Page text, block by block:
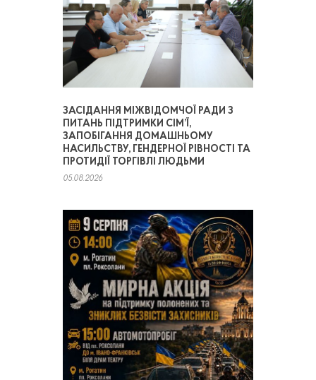
ЗАСІДАННЯ МІЖВІДОМЧОЇ РАДИ З
ПИТАНЬ ПІДТРИМКИ СІМ’Ї,
ЗАПОБІГАННЯ ДОМАШНЬОМУ
НАСИЛЬСТВУ, ГЕНДЕРНОЇ РІВНОСТІ ТА
ПРОТИДІЇ ТОРГІВЛІ ЛЮДЬМИ
05.08.2026